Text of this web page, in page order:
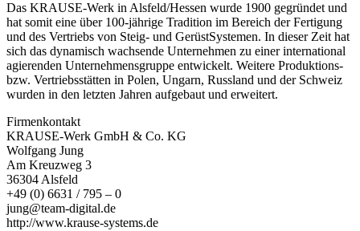
Das KRAUSE-Werk in Alsfeld/Hessen wurde 1900 gegründet und
hat somit eine über 100-jährige Tradition im Bereich der Fertigung
und des Vertriebs von Steig- und GerüstSystemen. In dieser Zeit hat
sich das dynamisch wachsende Unternehmen zu einer international
agierenden Unternehmensgruppe entwickelt. Weitere Produktions-
bzw. Vertriebsstätten in Polen, Ungarn, Russland und der Schweiz
wurden in den letzten Jahren aufgebaut und erweitert.
Firmenkontakt
KRAUSE-Werk GmbH & Co. KG
Wolfgang Jung
Am Kreuzweg 3
36304 Alsfeld
+49 (0) 6631 / 795 – 0
jung@team-digital.de
http://www.krause-systems.de